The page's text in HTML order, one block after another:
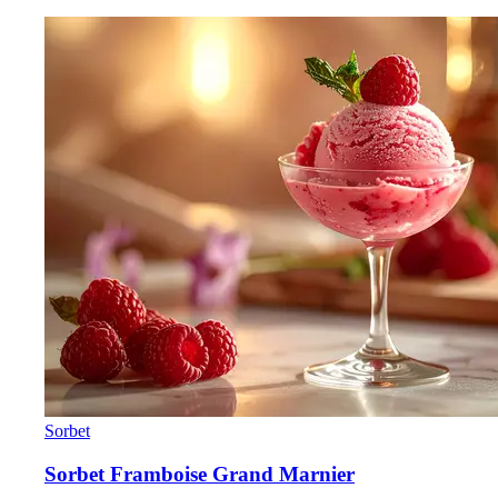
Sorbet
Sorbet Framboise Grand Marnier